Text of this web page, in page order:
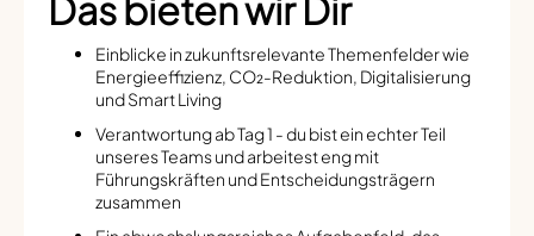
Das bieten wir Dir
Einblicke in zukunftsrelevante Themenfelder wie
Energieeffizienz, CO₂-Reduktion, Digitalisierung
und Smart Living
Verantwortung ab Tag 1 - du bist ein echter Teil
unseres Teams und arbeitest eng mit
Führungskräften und Entscheidungsträgern
zusammen